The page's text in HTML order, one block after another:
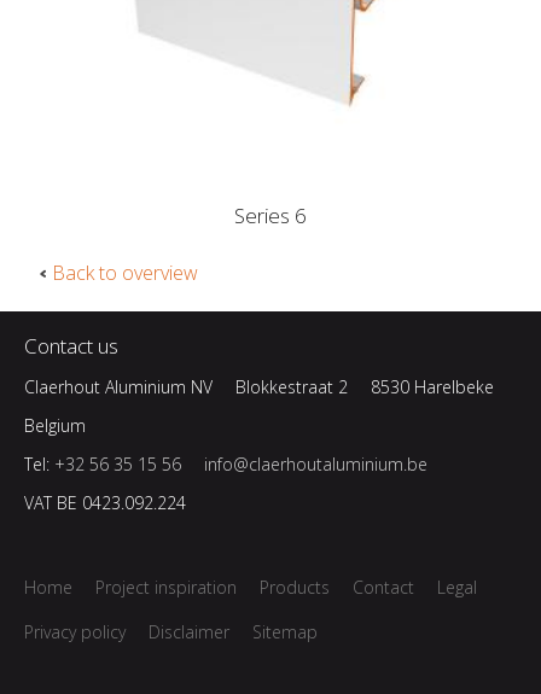
Series 6
Back to overview
Contact us
Claerhout Aluminium NV Blokkestraat 2
8530 Harelbeke
Belgium
Tel: +32 56 35 15 56
info@claerhoutaluminium.be
VAT BE 0423.092.224
Home Project inspiration Products Contact
Legal
Privacy policy
Disclaimer Sitemap